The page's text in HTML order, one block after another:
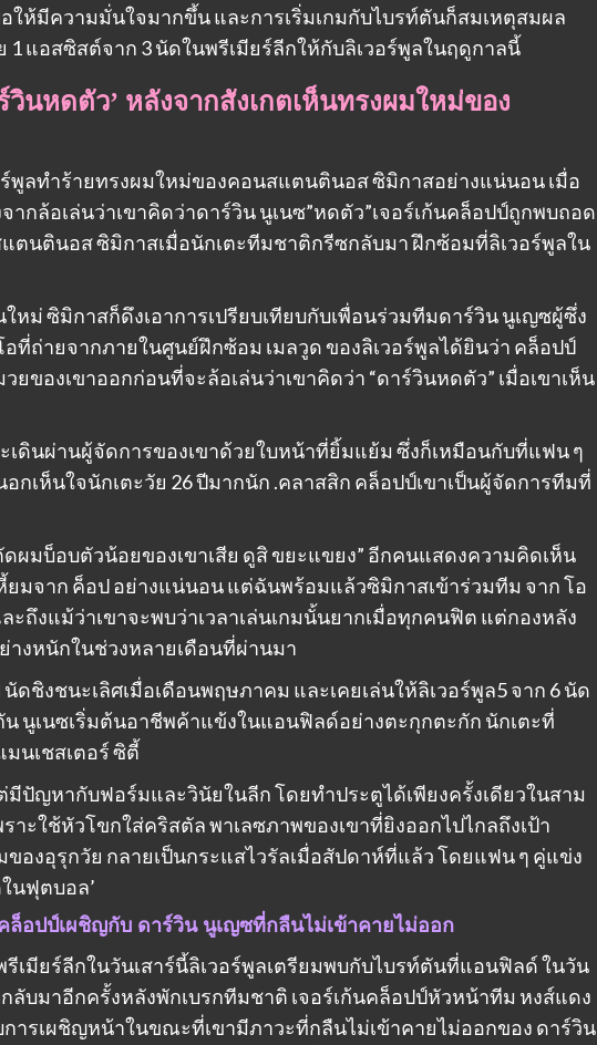
อให้มีความมั่นใจมากขึ้น และการเริ่มเกมกับไบรท์ตันก็สมเหตุสมผล
แอสซิสต์จาก 3 นัดในพรีเมียร์ลีกให้กับลิเวอร์พูลในฤดูกาลนี้
วินหดตัว’ หลังจากสังเกตเห็นทรงผมใหม่ของ
พูลทำร้ายทรงผมใหม่ของคอนสแตนตินอส ซิมิกาสอย่างแน่นอน เมื่อ
กล้อเล่นว่าเขาคิดว่าดาร์วิน นูเนซ”หดตัว”เจอร์เก้นคล็อปป์ถูกพบถอด
ตนตินอส ซิมิกาสเมื่อนักเตะทีมชาติกรีซกลับมา ฝึกซ้อมที่ลิเวอร์พูลใน
หม่ ซิมิกาสก็ดึงเอาการเปรียบเทียบกับเพื่อนร่วมทีมดาร์วิน นูเญซผู้ซึ่ง
ที่ถ่ายจากภายในศูนย์ฝึกซ้อม เมลวูด ของลิเวอร์พูลได้ยินว่า คล็อปป์
ยของเขาออกก่อนที่จะล้อเล่นว่าเขาคิดว่า “ดาร์วินหดตัว” เมื่อเขาเห็น
ดินผ่านผู้จัดการของเขาด้วยใบหน้าที่ยิ้มแย้ม ซึ่งก็เหมือนกับที่แฟน ๆ
กเห็นใจนักเตะวัย 26 ปีมากนัก .คลาสสิก คล็อปป์เขาเป็นผู้จัดการทีมที่
ผมบ็อบตัวน้อยของเขาเสีย ดูสิ ขยะแขยง” อีกคนแสดงความคิดเห็น
มจาก ค็อป อย่างแน่นอน แต่ฉันพร้อมแล้วซิมิกาสเข้าร่วมทีม จาก โอ
ะถึงแม้ว่าเขาจะพบว่าเวลาเล่นเกมนั้นยากเมื่อทุกคนฟิต แต่กองหลัง
างหนักในช่วงหลายเดือนที่ผ่านมา
ดชิงชนะเลิศเมื่อเดือนพฤษภาคม และเคยเล่นให้ลิเวอร์พูล5 จาก 6 นัด
นูเนซเริ่มต้นอาชีพค้าแข้งในแอนฟิลด์อย่างตะกุกตะกัก นักเตะที่
นเชสเตอร์ ซิตี้
ปัญหากับฟอร์มและวินัยในลีก โดยทำประตูได้เพียงครั้งเดียวในสาม
ะใช้หัวโขกใส่คริสตัล พาเลซภาพของเขาที่ยิงออกไปไกลถึงเป้า
องอุรุกวัย กลายเป็นกระแสไวรัลเมื่อสัปดาห์ที่แล้ว โดยแฟน ๆ คู่แข่ง
นฟุตบอล’
อปป์เผชิญกับ ดาร์วิน นูเญซที่กลืนไม่เข้าคายไม่ออก
รีเมียร์ลีกในวันเสาร์นี้ลิเวอร์พูลเตรียมพบกับไบรท์ตันที่แอนฟิลด์ ในวัน
ลับมาอีกครั้งหลังพักเบรกทีมชาติ เจอร์เก้นคล็อปป์หัวหน้าทีม หงส์แดง
ารเผชิญหน้าในขณะที่เขามีภาวะที่กลืนไม่เข้าคายไม่ออกของ ดาร์วิน